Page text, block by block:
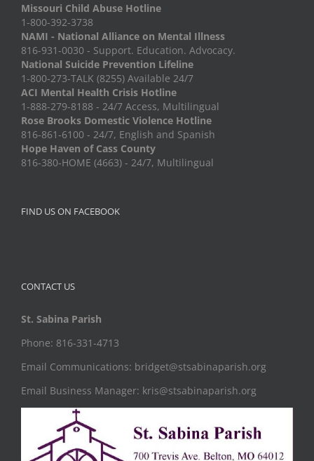
Missouri Child Abuse Hotline
1-800-392-3738
NAMI - National Alliance on Mental Illness
816-931-0030 - Support. Education. Advocacy.
National Suicide Prevention Lifeline
1-800-273-TALK (8255) Available 24/7
ACI Mental Health Crisis Hotline
1-888-279-8188 - 24/7 Access, Multilingual
Rose Brooks Domestic Violence Hotline
816-861-6100 - 24/7, English and Spanish
Hope Haven of Cass County
816-380-HOME (4663) - 24/7, Multilingual
FIND US ON FACEBOOK
CONTACT US
St. Sabina Parish
Phone: 816-331-4713
Email Communications: bridget@stsabinaparish.org
Email Business Manager: kris@stsabinaparish.org